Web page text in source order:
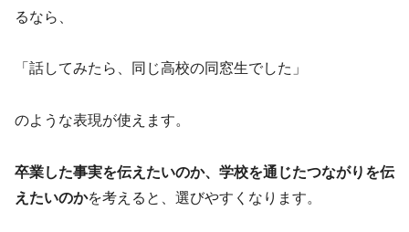
るなら、
「話してみたら、同じ高校の同窓生でした」
のような表現が使えます。
卒業した事実を伝えたいのか、学校を通じたつながりを伝
えたいのかを考えると、選びやすくなります。